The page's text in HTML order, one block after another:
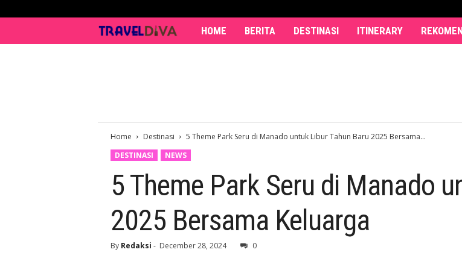
e
D
i
v
HOME BERITA DESTINASI ITINERARY
Home Destinasi
5 Theme Park Seru di Manado untuk Libur Tahun Baru 2025 Bersama...
DESTINASI
NEWS
5 Theme Park Seru di Manado
2025 Bersama Keluarga
By Redaksi - December 28, 2024 0